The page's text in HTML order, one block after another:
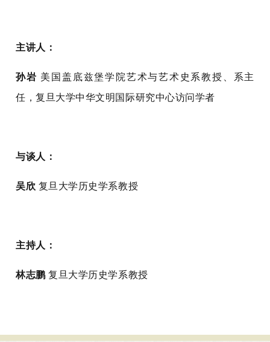
主讲人：
孙岩 美国盖底兹堡学院艺术与艺术史系教授、系主
任，复旦大学中华文明国际研究中心访问学者
与谈人：
吴欣 复旦大学历史学系教授
主持人：
林志鹏复旦大学历史学系教授